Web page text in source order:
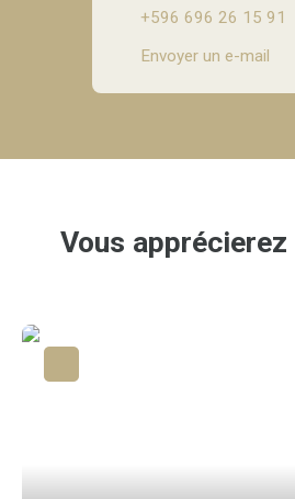
+596 696 26 15 91
Envoyer un e-mail
Vous apprécierez